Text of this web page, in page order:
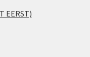
EERST)